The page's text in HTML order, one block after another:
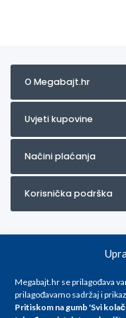
Megabajt.hr se prilagođava
prilagođavamo sadržaj i
Pritiskom na gumb 'Svi
O Megabajt.hr
Uvjeti kupovine
Načini plaćanja
Korisnička podrška
Za artikle kojih trenutno